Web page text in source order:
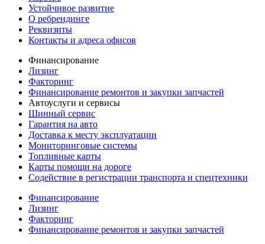
Устойчивое развитие
О ребрендинге
Реквизиты
Контакты и адреса офисов
Финансирование
Лизинг
Факторинг
Финансирование ремонтов и закупки запчастей
Автоуслуги и сервисы
Шинный сервис
Гарантия на авто
Доставка к месту эксплуатации
Мониторинговые системы
Топливные карты
Карты помощи на дороге
Содействие в регистрации транспорта и спецтехники
Финансирование
Лизинг
Факторинг
Финансирование ремонтов и закупки запчастей